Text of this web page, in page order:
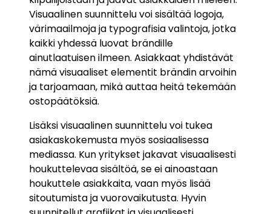
Visuaalinen suunnittelu voi sisältää logoja,
värimaailmoja ja typografisia valintoja, jotka
kaikki yhdessä luovat brändille
ainutlaatuisen ilmeen. Asiakkaat yhdistävät
nämä visuaaliset elementit brändin arvoihin
ja tarjoamaan, mikä auttaa heitä tekemään
ostopäätöksiä.
Lisäksi visuaalinen suunnittelu voi tukea
asiakaskokemusta myös sosiaalisessa
mediassa. Kun yritykset jakavat visuaalisesti
houkuttelevaa sisältöä, se ei ainoastaan
houkuttele asiakkaita, vaan myös lisää
sitoutumista ja vuorovaikutusta. Hyvin